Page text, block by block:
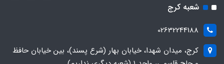
شعبه کرج
02632244188
کرج، میدان شهدا، خیابان بهار (شرع پسند)، بین خیابان حافظ